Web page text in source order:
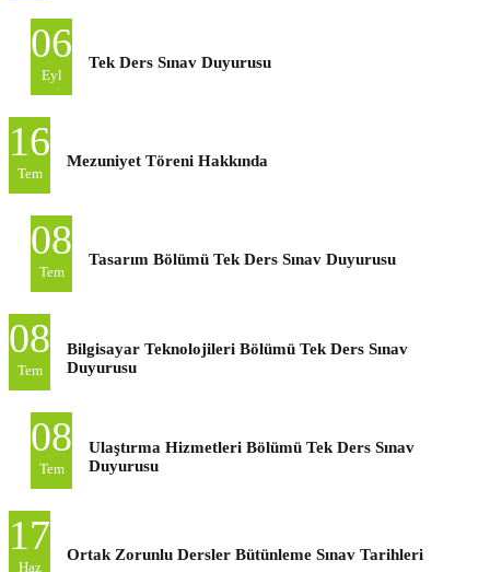
06
Eyl
Tek Ders Sınav Duyurusu
16
Tem
Mezuniyet Töreni Hakkında
08
Tem
Tasarım Bölümü Tek Ders Sınav Duyurusu
08
Tem
Bilgisayar Teknolojileri Bölümü Tek Ders Sınav
Duyurusu
08
Tem
Ulaştırma Hizmetleri Bölümü Tek Ders Sınav
Duyurusu
17
Haz
Ortak Zorunlu Dersler Bütünleme Sınav Tarihleri